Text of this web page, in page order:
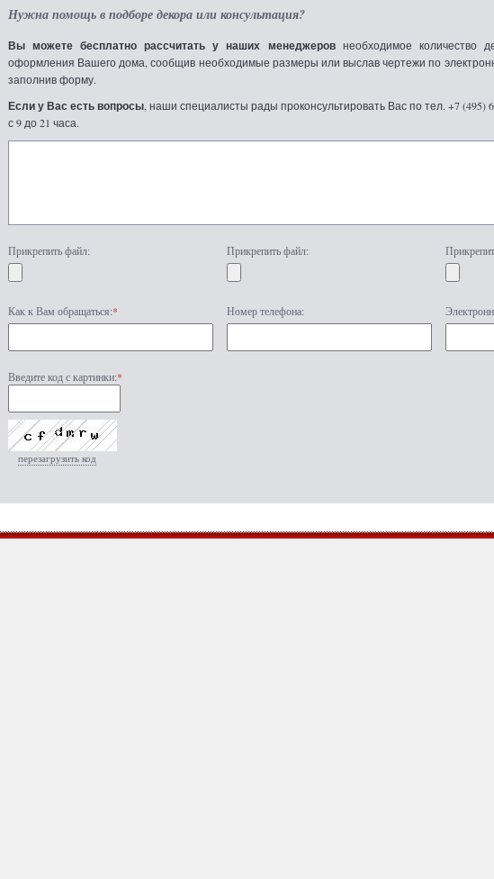
Нужна помощь в подборе декора или консультация?
Вы можете бесплатно рассчитать у наших менеджеровнеобходимое количество
оформления Вашего дома, сообщив необходимые размеры или выслав чертежи по
заполнив форму.
Если у Вас есть вопросы , наши специалисты рады проконсультировать Вас по тел. +7 (495)
с 9 до 21 часа.
Прикрепить файл: Прикрепить файл:
Как к Вам обращаться:* Номер телефона:
Введите код с картинки:*
перезагрузить код